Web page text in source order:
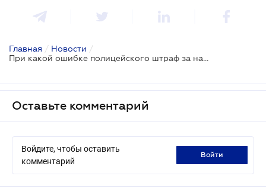
Главная / Новости /
При какой ошибке полицейского штраф за нарушение ПДД платить не нужно
Оставьте комментарий
Войдите, чтобы оставить
комментарий
войти